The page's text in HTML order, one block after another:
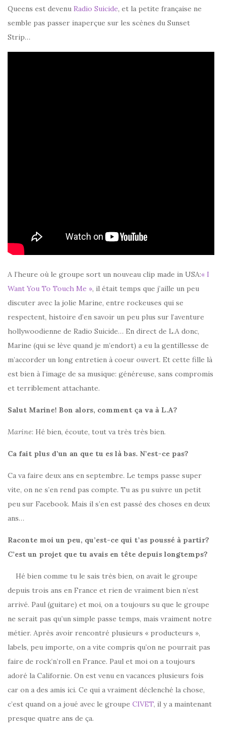
Queens est devenu Radio Suicide, et la petite française ne
semble pas passer inaperçue sur les scènes du Sunset
Strip…
A l’heure où le groupe sort un nouveau clip made in USA:« I
Want You To Touch Me », il était temps que j’aille un peu
discuter avec la jolie Marine, entre rockeuses qui se
respectent, histoire d’en savoir un peu plus sur l’aventure
hollywoodienne de Radio Suicide… En direct de L.A donc,
Marine (qui se lève quand je m’endort) a eu la gentillesse de
m’accorder un long entretien à coeur ouvert. Et cette fille là
est bien à l’image de sa musique: généreuse, sans compromis
et terriblement attachante.
Salut Marine! Bon alors, comment ça va à L.A?
Marine: Hé bien, écoute, tout va très très bien.
Ca fait plus d’un an que tu es là bas. N’est-ce pas?
Ca va faire deux ans en septembre. Le temps passe super
vite, on ne s’en rend pas compte. Tu as pu suivre un petit
peu sur Facebook. Mais il s’en est passé des choses en deux
ans…
Raconte moi un peu, qu’est-ce qui t’as poussé à partir?
C’est un projet que tu avais en tête depuis longtemps?
Hé bien comme tu le sais très bien, on avait le groupe
depuis trois ans en France et rien de vraiment bien n’est
arrivé. Paul (guitare) et moi, on a toujours su que le groupe
ne serait pas qu’un simple passe temps, mais vraiment notre
métier. Après avoir rencontré plusieurs « producteurs »,
labels, peu importe, on a vite compris qu’on ne pourrait pas
faire de rock’n’roll en France. Paul et moi on a toujours
adoré la Californie. On est venu en vacances plusieurs fois
car on a des amis ici. Ce qui a vraiment déclenché la chose,
c’est quand on a joué avec le groupe CIVET, il y a maintenant
presque quatre ans de ça.